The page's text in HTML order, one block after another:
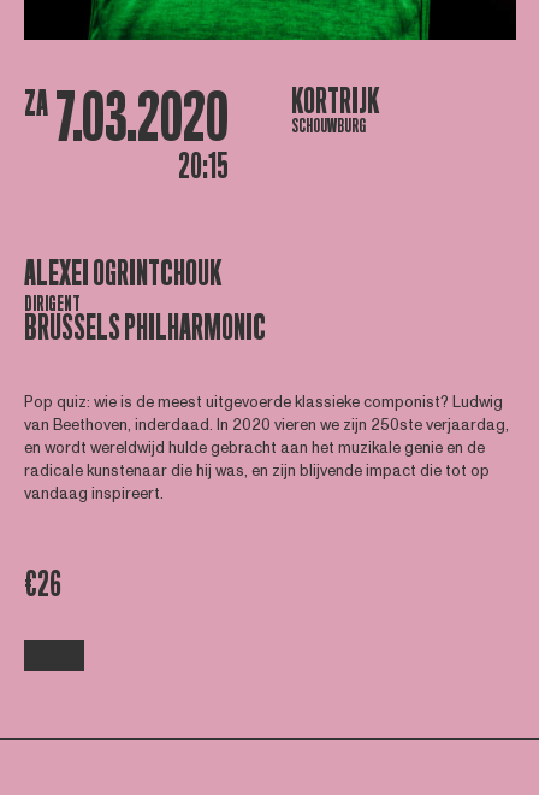
ZA 7.03.2020
20:15
KORTRIJK
SCHOUWBURG
ALEXEI OGRINTCHOUK
DIRIGENT
BRUSSELS PHILHARMONIC
Pop quiz: wie is de meest uitgevoerde klassieke componist? Ludwig
van Beethoven, inderdaad. In 2020 vieren we zijn 250ste verjaardag,
en wordt wereldwijd hulde gebracht aan het muzikale genie en de
radicale kunstenaar die hij was, en zijn blijvende impact die tot op
vandaag inspireert.
€26